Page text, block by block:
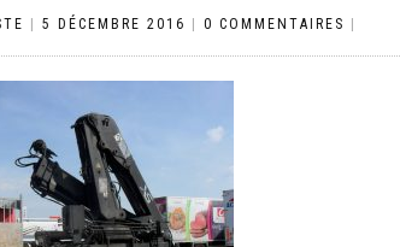
5 DÉCEMBRE 2016 0 COMMENTAIRES